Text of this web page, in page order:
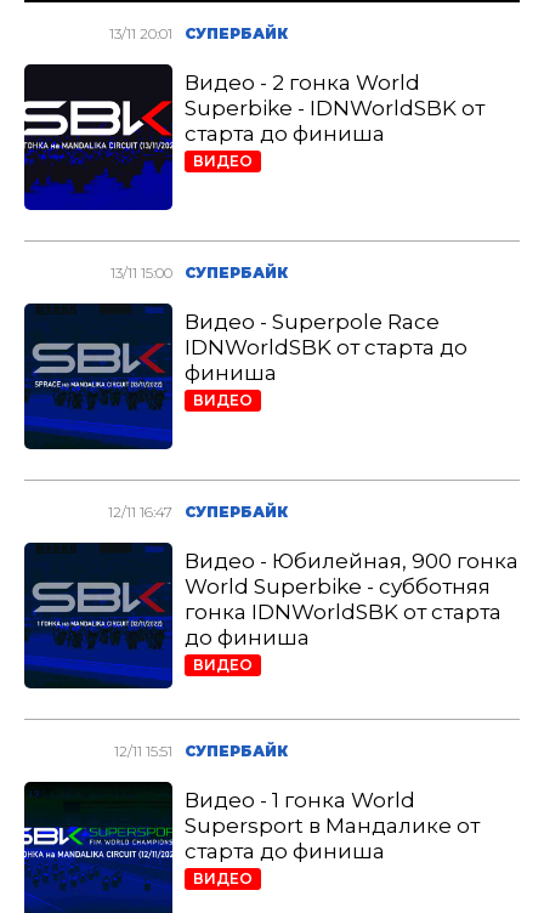
13/11 20:01 СУПЕРБАЙК
Видео - 2 гонка World
Superbike - IDNWorldSBK от
старта до финиша
ВИДЕО
13/11 15:00 СУПЕРБАЙК
Видео - Superpole Race
IDNWorldSBK от старта до
финиша
ВИДЕО
12/11 16:47 СУПЕРБАЙК
Видео - Юбилейная, 900 гонка
World Superbike - субботняя
гонка IDNWorldSBK от старта
до финиша
ВИДЕО
12/11 15:51 СУПЕРБАЙК
Видео - 1 гонка World
Supersport в Мандалике от
старта до финиша
ВИДЕО